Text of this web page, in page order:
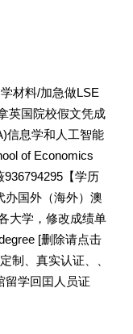
材料/加急做LSE
英国院校假文凭成
信息学和人工智能
of Economics
【学历
办国外（海外）澳
大学，修改成绩单
[删除请点击
制、真实认证、、
留学回囯人员证